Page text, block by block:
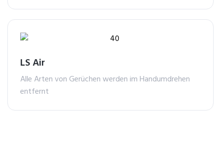
LS Air
Alle Arten von Gerüchen werden im Handumdrehen
entfernt